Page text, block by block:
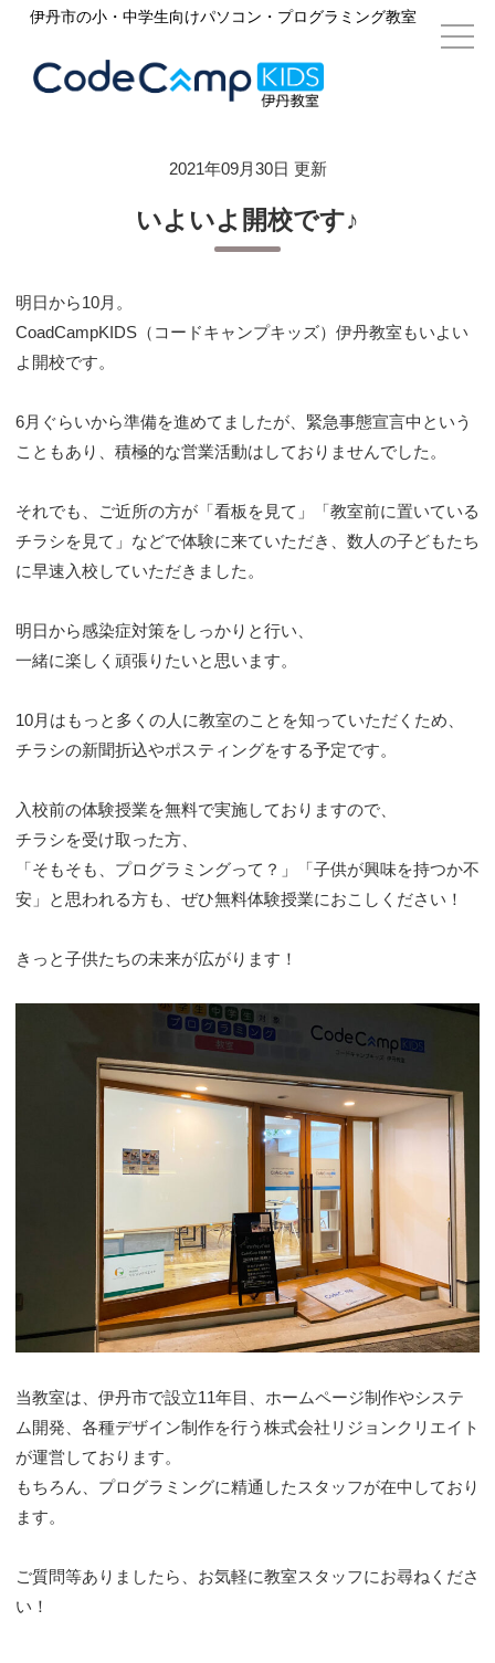
伊丹市の小・中学生向けパソコン・プログラミング教室
2021年09月30日 更新
いよいよ開校です♪
明日から10月。
CoadCampKIDS（コードキャンプキッズ）伊丹教室もいよい
よ開校です。
6月ぐらいから準備を進めてましたが、緊急事態宣言中という
こともあり、積極的な営業活動はしておりませんでした。
それでも、ご近所の方が「看板を見て」「教室前に置いている
チラシを見て」などで体験に来ていただき、数人の子どもたち
に早速入校していただきました。
明日から感染症対策をしっかりと行い、
一緒に楽しく頑張りたいと思います。
10月はもっと多くの人に教室のことを知っていただくため、
チラシの新聞折込やポスティングをする予定です。
入校前の体験授業を無料で実施しておりますので、
チラシを受け取った方、
「そもそも、プログラミングって？」「子供が興味を持つか不
安」と思われる方も、ぜひ無料体験授業におこしください！
きっと子供たちの未来が広がります！
当教室は、伊丹市で設立11年目、ホームページ制作やシステ
ム開発、各種デザイン制作を行う株式会社リジョンクリエイト
が運営しております。
もちろん、プログラミングに精通したスタッフが在中しており
ます。
ご質問等ありましたら、お気軽に教室スタッフにお尋ねくださ
い！